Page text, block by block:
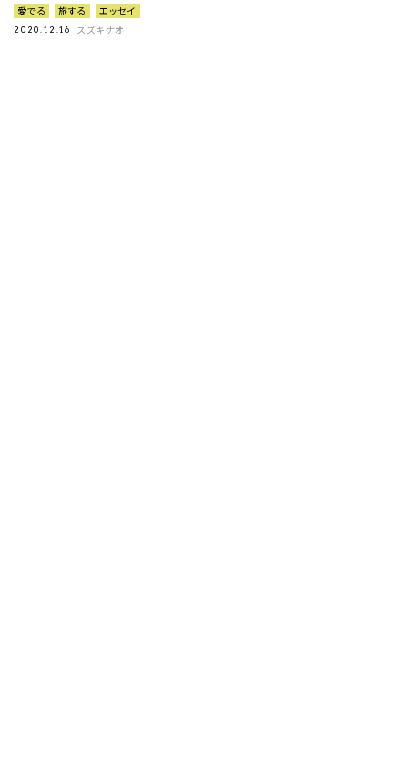
愛でる 旅する エッセイ
2020.12.16 スズキナオ